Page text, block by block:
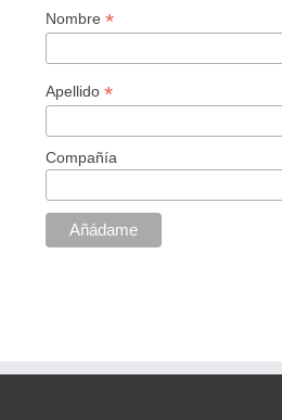
Nombre *
Apellido *
Compañía